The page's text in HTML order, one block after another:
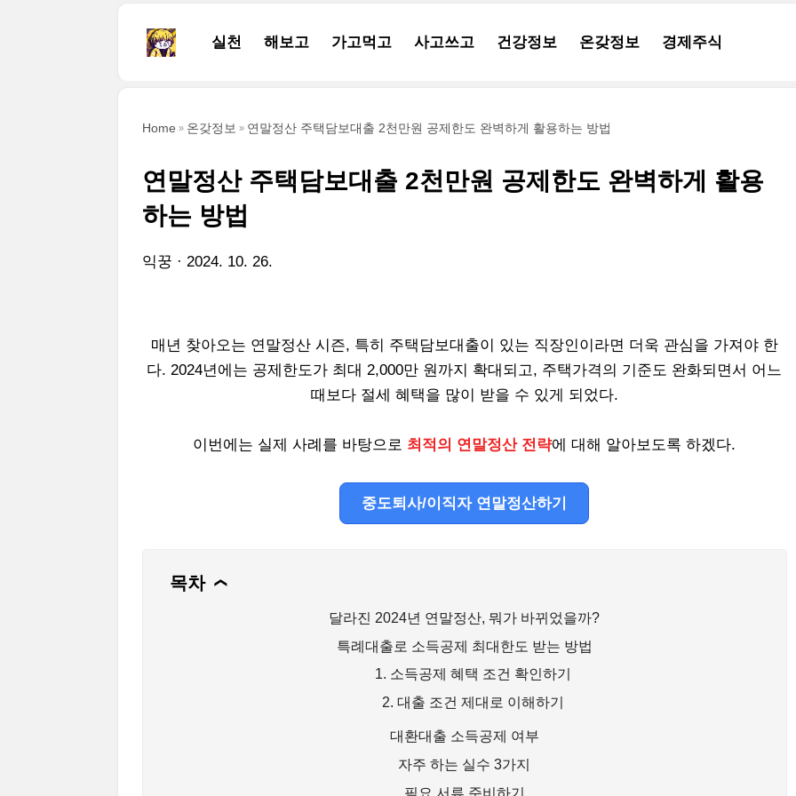
실천 해보고 가고먹고 사고쓰고 건강정보 온갖정보 경제주식
Home 온갖정보 연말정산 주택담보대출 2천만원 공제한도 완벽하게 활용하는 방법
연말정산 주택담보대출 2천만원 공제한도 완벽하게 활용
하는 방법
익꿍 2024. 10. 26.
매년 찾아오는 연말정산 시즌, 특히 주택담보대출이 있는 직장인이라면 더욱 관심을 가져야 한
다. 2024년에는 공제한도가 최대 2,000만 원까지 확대되고, 주택가격의 기준도 완화되면서 어느
때보다 절세 혜택을 많이 받을 수 있게 되었다.
이번에는 실제 사례를 바탕으로 최적의 연말정산 전략에 대해 알아보도록 하겠다.
중도퇴사/이직자 연말정산하기
목차 ❯
달라진 2024년 연말정산, 뭐가 바뀌었을까?
특례대출로 소득공제 최대한도 받는 방법
1. 소득공제 혜택 조건 확인하기
2. 대출 조건 제대로 이해하기
대환대출 소득공제 여부
자주 하는 실수 3가지